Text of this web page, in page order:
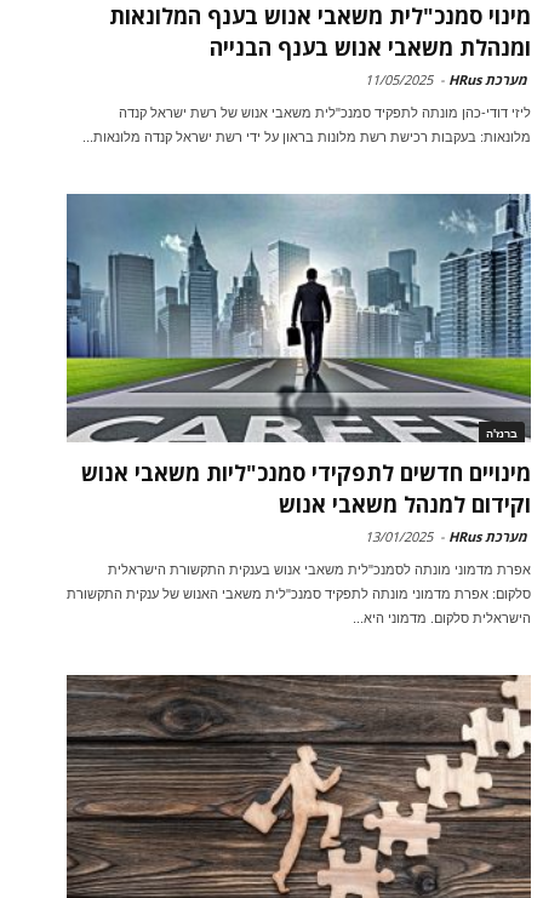
מינוי סמנכ"לית משאבי אנוש בענף המלונאות
ומנהלת משאבי אנוש בענף הבנייה
מערכת HRus -
11/05/2025
ליזי דודי-כהן מונתה לתפקיד סמנכ"לית משאבי אנוש של רשת ישראל קנדה
מלונאות: בעקבות רכישת רשת מלונות בראון על ידי רשת ישראל קנדה מלונאות...
ברנז'ה
מינויים חדשים לתפקידי סמנכ"ליות משאבי אנוש
וקידום למנהל משאבי אנוש
מערכת HRus -
13/01/2025
אפרת מדמוני מונתה לסמנכ"לית משאבי אנוש בענקית התקשורת הישראלית
סלקום: אפרת מדמוני מונתה לתפקיד סמנכ"לית משאבי האנוש של ענקית התקשורת
הישראלית סלקום. מדמוני היא...